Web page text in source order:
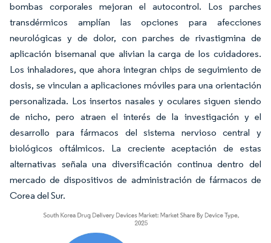
bombas corporales mejoran el autocontrol. Los parches
transdérmicos amplían las opciones para afecciones
neurológicas y de dolor, con parches de rivastigmina de
aplicación bisemanal que alivian la carga de los cuidadores.
Los inhaladores, que ahora integran chips de seguimiento de
dosis, se vinculan a aplicaciones móviles para una orientación
personalizada. Los insertos nasales y oculares siguen siendo
de nicho, pero atraen el interés de la investigación y el
desarrollo para fármacos del sistema nervioso central y
biológicos oftálmicos. La creciente aceptación de estas
alternativas señala una diversificación continua dentro del
mercado de dispositivos de administración de fármacos de
Corea del Sur.